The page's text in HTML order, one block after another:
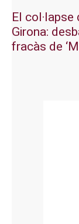
El
Girona:
fracàs de